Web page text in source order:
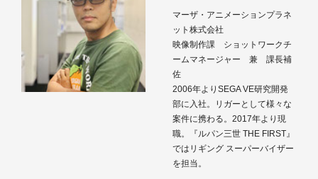
マーザ・アニメーションプラネ
ット株式会社
映像制作課 ショットワークチ
ームマネージャー 兼 課長補
佐
2006年よりSEGA VE研究開発
部に入社。リガーとして様々な
案件に携わる。2017年より現
職。『ルパン三世 THE FIRST』
ではリギング スーパーバイザー
を担当。